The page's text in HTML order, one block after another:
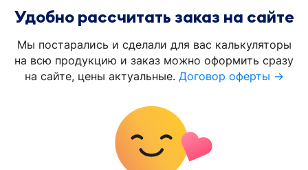
Удобно рассчитать заказ на сайте
Мы постарались и сделали для вас калькуляторы
на всю продукцию и заказ можно оформить сразу
на сайте, цены актуальные. Договор оферты →